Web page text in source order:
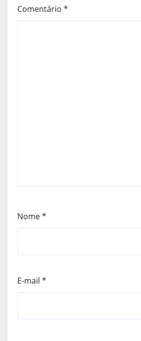
Comentário *
Nome*
E-mail *